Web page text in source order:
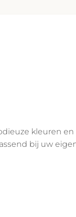
kleuren en
bij uw